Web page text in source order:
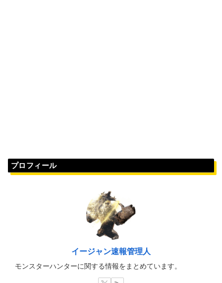
プロフィール
イージャン速報管理人
モンスターハンターに関する情報をまとめています。